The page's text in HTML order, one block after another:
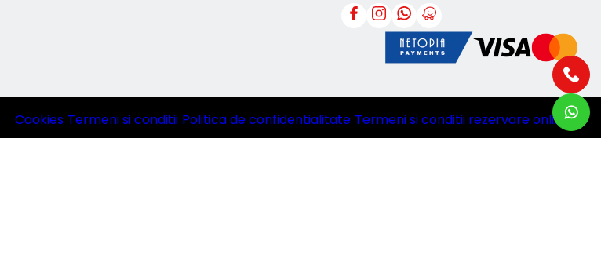
Cookies Termeni si conditii Politica de confidentialitate Termeni si conditii rezervare online